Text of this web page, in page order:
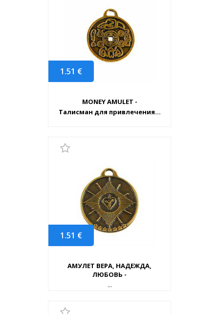
1.51 €
MONEY AMULET -
Талисман для привлечения...
1.51 €
АМУЛЕТ ВЕРА, НАДЕЖДА,
ЛЮБОВЬ -
...